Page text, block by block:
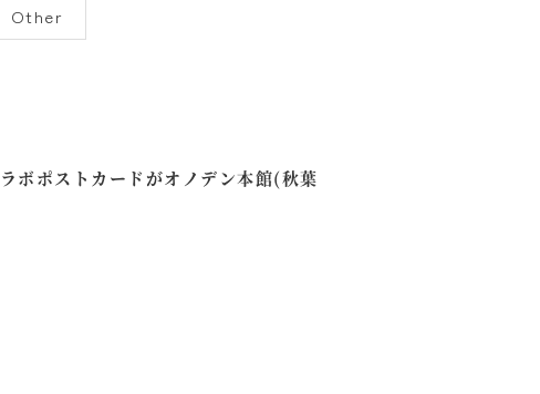
Other
ボポストカードがオノデン本館(秋葉